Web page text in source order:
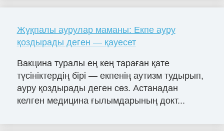
Жұқпалы аурулар маманы: Екпе ауру
қоздырады деген — қауесет
Вакцина туралы ең кең тараған қате
түсініктердің бірі — екпенің аутизм тудырып,
ауру қоздырады деген сөз. Астанадан
келген медицина ғылымдарының докт...